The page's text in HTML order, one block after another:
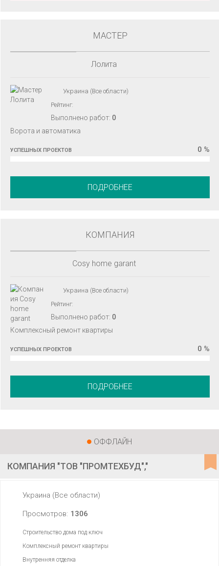
МАСТЕР
Лолита
Украина (Все области)
Рейтинг:
Выполнено работ: 0
Ворота и автоматика
0 %
УСПЕШНЫХ ПРОЕКТОВ
ПОДРОБНЕЕ
КОМПАНИЯ
Cosy home garant
Украина (Все области)
Рейтинг:
Выполнено работ: 0
Комплексный ремонт квартиры
0 %
УСПЕШНЫХ ПРОЕКТОВ
ПОДРОБНЕЕ
ОФФЛАЙН
КОМПАНИЯ "ТОВ "ПРОМТЕХБУД","
Украина (Все области)
Просмотров: 1306
Строительство дома под ключ
Комплексный ремонт квартиры
Внутренняя отделка